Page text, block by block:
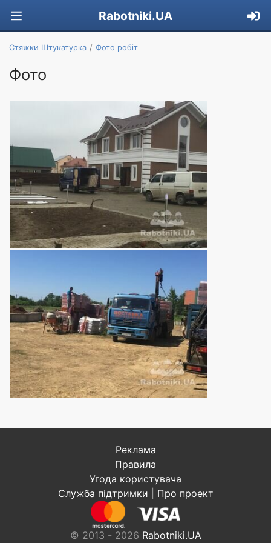
Rabotniki.UA
Стяжки Штукатурка Фото робіт
Фото
Реклама
Правила
Угода користувача
Служба підтримки
Про проект
© 2013 - 2026 Rabotniki.UA